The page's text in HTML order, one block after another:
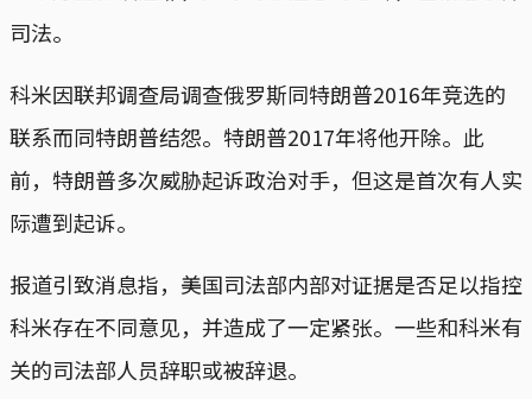
司法。
科米因联邦调查局调查俄罗斯同特朗普2016年竞选的
联系而同特朗普结怨。特朗普2017年将他开除。此
前，特朗普多次威胁起诉政治对手，但这是首次有人实
际遭到起诉。
报道引致消息指，美国司法部内部对证据是否足以指控
科米存在不同意见，并造成了一定紧张。一些和科米有
关的司法部人员辞职或被辞退。